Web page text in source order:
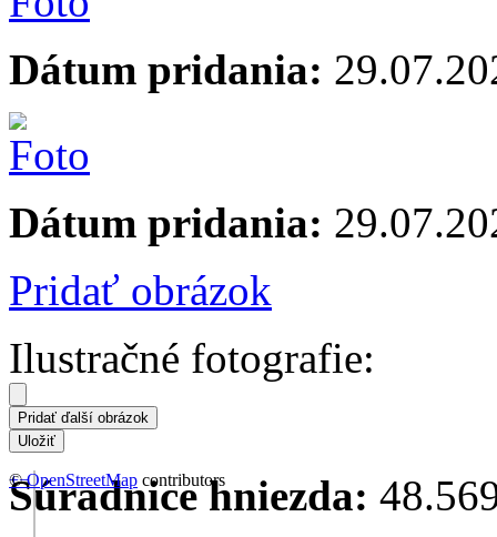
Dátum pridania:
Dátum pridania:
Pridať obrázok
Ilustračné fotografie:
+−
©OpenStreetMap contributors
Súradnice hniezda: